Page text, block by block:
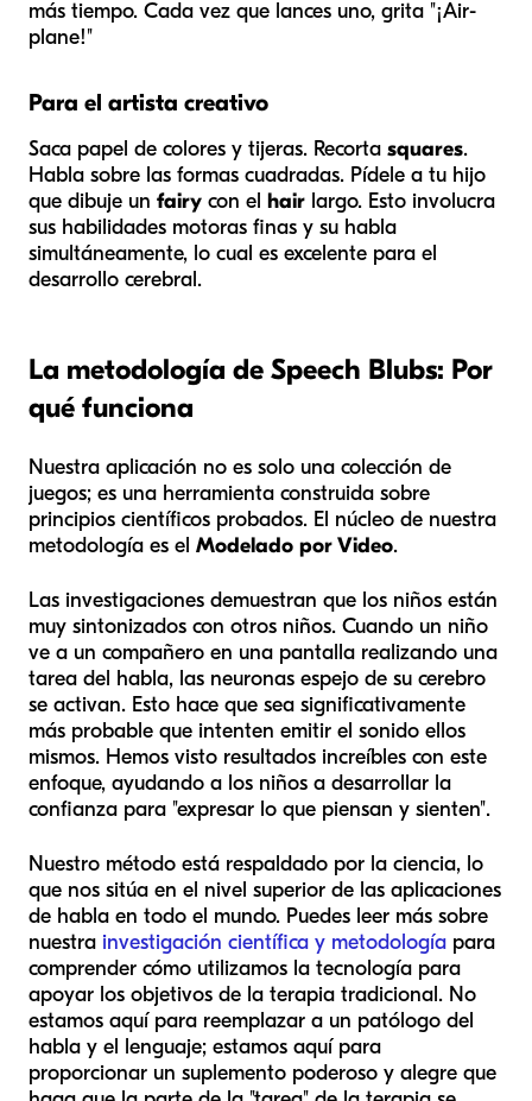
más tiempo. Cada vez que lances uno, grita "¡Air-
plane!"
Para el artista creativo
Saca papel de colores y tijeras. Recorta squares.
Habla sobre las formas cuadradas. Pídele a tu hijo
que dibuje un fairy con el hair largo. Esto involucra
sus habilidades motoras finas y su habla
simultáneamente, lo cual es excelente para el
desarrollo cerebral.
La metodología de Speech Blubs: Por
qué funciona
Nuestra aplicación no es solo una colección de
juegos; es una herramienta construida sobre
principios científicos probados. El núcleo de nuestra
metodología es el Modelado por Video.
Las investigaciones demuestran que los niños están
muy sintonizados con otros niños. Cuando un niño
ve a un compañero en una pantalla realizando una
tarea del habla, las neuronas espejo de su cerebro
se activan. Esto hace que sea significativamente
más probable que intenten emitir el sonido ellos
mismos. Hemos visto resultados increíbles con este
enfoque, ayudando a los niños a desarrollar la
confianza para "expresar lo que piensan y sienten".
Nuestro método está respaldado por la ciencia, lo
que nos sitúa en el nivel superior de las aplicaciones
de habla en todo el mundo. Puedes leer más sobre
nuestra investigación científica y metodología para
comprender cómo utilizamos la tecnología para
apoyar los objetivos de la terapia tradicional. No
estamos aquí para reemplazar a un patólogo del
habla y el lenguaje; estamos aquí para
proporcionar un suplemento poderoso y alegre que